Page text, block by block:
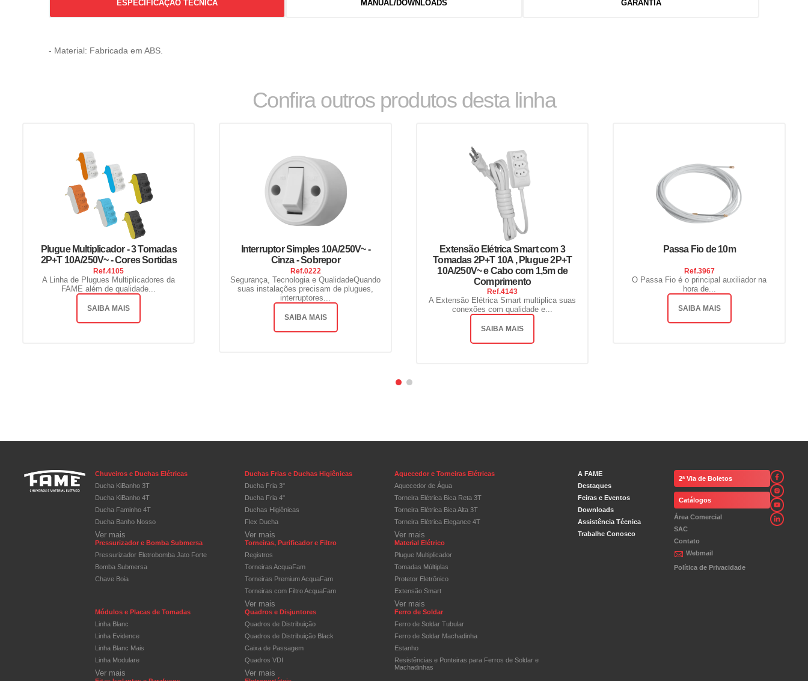
ESPECIFICAÇÃO TÉCNICA MANUAL/DOWNLOADS GARANTIA
- Material: Fabricada em ABS.
Confira outros produtos desta linha
Plugue Multiplicador - 3 Tomadas
2P+T 10A/250V~ - Cores Sortidas
Ref.4105
A Linha de Plugues Multiplicadores da
FAME além de qualidade...
SAIBA MAIS
Interruptor Simples 10A/250V~ -
Cinza - Sobrepor
Ref.0222
Segurança, Tecnologia e QualidadeQuando
suas instalações precisam de plugues,
interruptores...
SAIBA MAIS
Extensão Elétrica Smart com 3
Tomadas 2P+T 10A , Plugue 2P+T
10A/250V~ e Cabo com 1,5m de
Comprimento
Ref.4143
A Extensão Elétrica Smart multiplica suas
conexões com qualidade e...
SAIBA MAIS
Passa Fio de 10m
Ref.3967
O Passa Fio é o principal auxiliador na
hora de...
SAIBA MAIS
Chuveiros e Duchas Elétricas
Ducha KiBanho 3T
Ducha KiBanho 4T
Ducha Faminho 4T
Ducha Banho Nosso
Ver mais
Duchas Frias e Duchas Higiênicas
Ducha Fria 3"
Ducha Fria 4"
Duchas Higiênicas
Flex Ducha
Ver mais
Aquecedor e Torneiras Elétricas
Aquecedor de Água
Torneira Elétrica Bica Reta 3T
Torneira Elétrica Bica Alta 3T
Torneira Elétrica Elegance 4T
Ver mais
Pressurizador e Bomba Submersa
Pressurizador Eletrobomba Jato Forte
Bomba Submersa
Chave Boia
Torneiras, Purificador e Filtro
Registros
Torneiras AcquaFam
Torneiras Premium AcquaFam
Torneiras com Filtro AcquaFam
Ver mais
Material Elétrico
Plugue Multiplicador
Tomadas Múltiplas
Protetor Eletrônico
Extensão Smart
Ver mais
Módulos e Placas de Tomadas
Linha Blanc
Linha Evidence
Linha Blanc Mais
Linha Modulare
Ver mais
Quadros e Disjuntores
Quadros de Distribuição
Quadros de Distribuição Black
Caixa de Passagem
Quadros VDI
Ver mais
Ferro de Soldar
Ferro de Soldar Tubular
Ferro de Soldar Machadinha
Estanho
Resistências e Ponteiras para Ferros de Soldar e
Machadinhas
A FAME
Destaques
Feiras e Eventos
Downloads
Assistência Técnica
Trabalhe Conosco
2ª Via de Boletos
Catálogos
Área Comercial
SAC
Contato
Webmail
Política de Privacidade